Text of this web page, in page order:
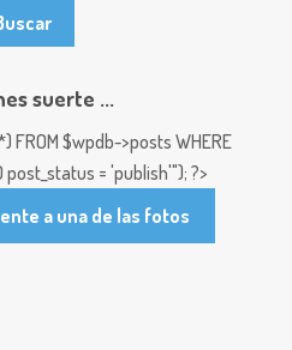
suerte ...
FROM $wpdb->posts WHERE
= 'publish'"); ?>
a una de las fotos